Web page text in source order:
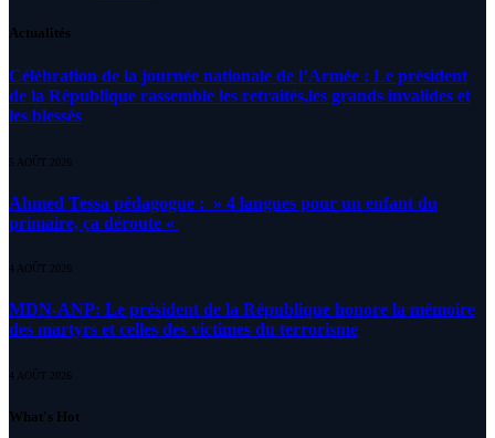
Actualités
Célébration de la journée nationale de l’Armée : Le président
de la République rassemble les retraités,les grands invalides et
les blessés
5 AOÛT 2026
Ahmed Tessa pédagogue : » 4 langues pour un enfant du
primaire, ça déroute «
4 AOÛT 2026
MDN-ANP: Le président de la République honore la mémoire
des martyrs et celles des victimes du terrorisme
4 AOÛT 2026
What's Hot